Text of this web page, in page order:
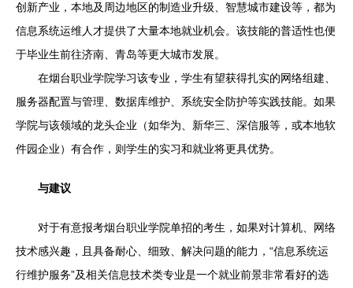
创新产业，本地及周边地区的制造业升级、智慧城市建设等，都为
信息系统运维人才提供了大量本地就业机会。该技能的普适性也便
于毕业生前往济南、青岛等更大城市发展。
在烟台职业学院学习该专业，学生有望获得扎实的网络组建、
服务器配置与管理、数据库维护、系统安全防护等实践技能。如果
学院与该领域的龙头企业（如华为、新华三、深信服等，或本地软
件园企业）有合作，则学生的实习和就业将更具优势。
与建议
对于有意报考烟台职业学院单招的考生，如果对计算机、网络
技术感兴趣，且具备耐心、细致、解决问题的能力，“信息系统运
行维护服务”及相关信息技术类专业是一个就业前景非常看好的选